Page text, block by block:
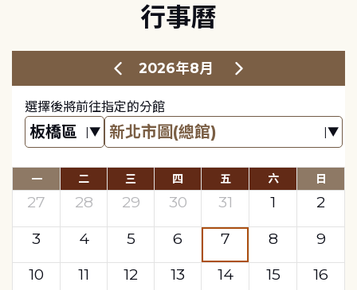
行事曆
2026年8月
選擇後將前往指定的分館
一 二 三 四 五 六 日
27 28 29 30 31 1
2
3
4 5 6 7 8
9
10
11 12 13 14 15
16